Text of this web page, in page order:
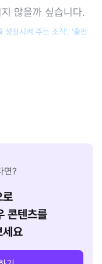
않을까 싶습니다.
성장시켜 주는 조직' '출판
면?
로
콘텐츠를
요